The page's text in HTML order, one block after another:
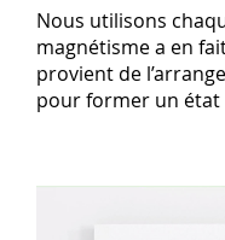
Nous utilisons
magnétisme a en
provient de
pour former un état